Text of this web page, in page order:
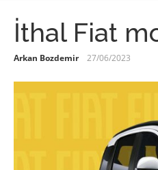
İthal Fiat
Arkan Bozdemir 27/06/2023